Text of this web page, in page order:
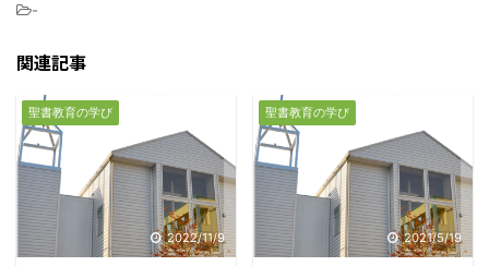
-
関連記事
聖書教育の学び
2022/11/9
聖書教育の学び
2021/5/19